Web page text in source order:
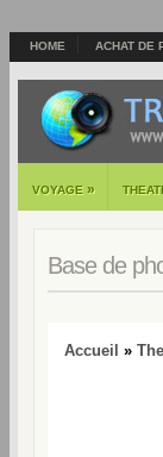
HOME ACHAT DE
VOYAGE »
Base de
Accueil »